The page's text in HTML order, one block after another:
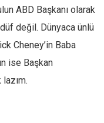
ABD Başkanı olarak
değil. Dünyaca ünlü
Cheney’in Baba
ise Başkan
lazım.